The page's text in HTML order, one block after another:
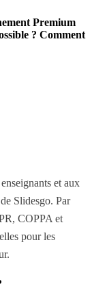
Premium
? Comment
et aux
Slidesgo. Par
COPPA et
pour les